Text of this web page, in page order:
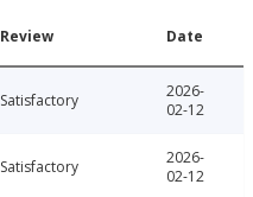
Review Date
Satisfactory
2026-
02-12
Satisfactory
2026-
02-12